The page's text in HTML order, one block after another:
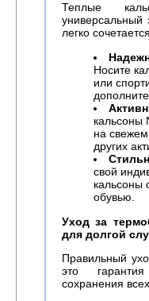
Теплые
универсальный
легко
Носите
или
кальсоны
на
других
свой
кальсоны
обувью.
Уход за
для долгой
Правильный
это
сохранения